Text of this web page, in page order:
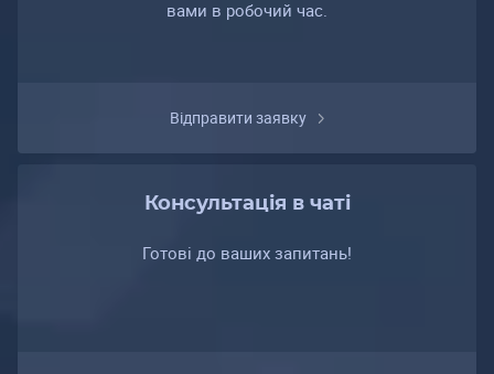
вами в робочий час.
Відправити заявку
Консультація в чаті
Готові до ваших запитань!